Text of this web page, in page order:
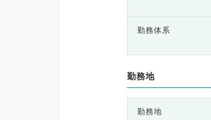
勤務体系
勤務地
勤務地